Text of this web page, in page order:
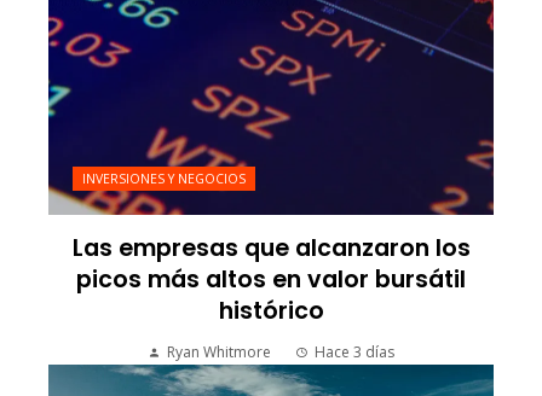
INVERSIONES Y NEGOCIOS
Las empresas que alcanzaron los
picos más altos en valor bursátil
histórico
Ryan Whitmore Hace 3 días